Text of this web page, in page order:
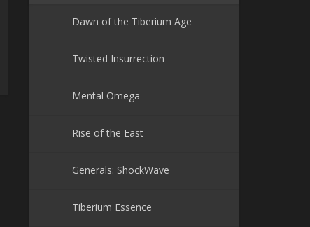
Dawn of the Tiberium Age
Twisted Insurrection
Mental Omega
Rise of the East
Generals: ShockWave
Tiberium Essence